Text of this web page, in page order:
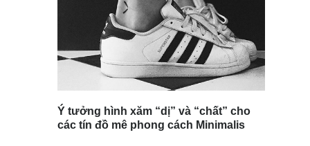
Ý tưởng hình xăm “dị” và “chất” cho
các tín đồ mê phong cách Minimalis